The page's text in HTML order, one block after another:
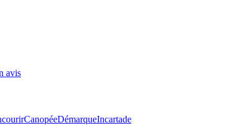
avis
CanopéeDémarqueIncartade